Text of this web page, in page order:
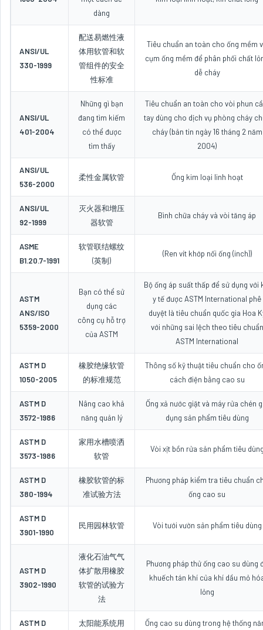
dàng
ANSI/UL
330-1999
配送易燃性液
体用软管和软
管组件的安全
性标准
Tiêu chuẩn an toàn cho ống mềm
cụm ống mềm để phân phối chất
dễ cháy
ANSI/UL
401-2004
Những gì bạn
đang tìm kiếm
có thể được
tìm thấy
Tiêu chuẩn an toàn cho vòi phun
tay dùng cho dịch vụ phòng cháy
cháy (bản tin ngày 16 tháng 2 năm
2004)
ANSI/UL
536-2000
柔性金属软管 Ống kim loại linh hoạt
ANSI/UL
92-1999
灭火器和增压
器软管
Bình chữa cháy và vòi tăng áp
ASME
B1.20.7-1991
软管联结螺纹
(英制)
(Ren vít khớp nối ống (inch))
ASTM
ANS/ISO
5359-2000
Bạn có thể sử
dụng các
công cụ hỗ trợ
của ASTM
Bộ ống áp suất thấp để sử dụng với
y tế được ASTM International phê
duyệt là tiêu chuẩn quốc gia Hoa
với những sai lệch theo tiêu chuẩn
ASTM International
ASTM D
1050-2005
橡胶绝缘软管
的标准规范
Thông số kỹ thuật tiêu chuẩn cho
cách điện bằng cao su
ASTM D
3572-1986
Nâng cao khả
năng quản lý
Ống xả nước giặt và máy rửa chén
dụng sản phẩm tiêu dùng
ASTM D
3573-1986
家用水槽喷洒
软管
Vòi xịt bồn rửa sản phẩm tiêu
ASTM D
380-1994
橡胶软管的标
准试验方法
Phương pháp kiểm tra tiêu chuẩn
ống cao su
ASTM D
3901-1990
民用园林软管 Vòi tưới vườn sản phẩm tiêu dùng
ASTM D
3902-1990
液化石油气气
体扩散用橡胶
软管的试验方
法
Phương pháp thử ống cao su dùng
khuếch tán khí của khí dầu mỏ
lỏng
ASTM D
太阳能系统用
Ống cao su dùng trong hệ thống